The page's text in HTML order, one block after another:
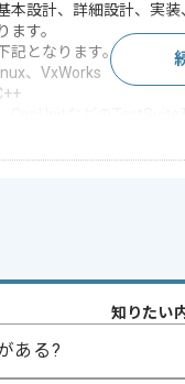
本設計、詳細設計、実
す。
記となります。
、VxWorks
ント
追加開発
参画実績あり , 30代
知りたい
ある?